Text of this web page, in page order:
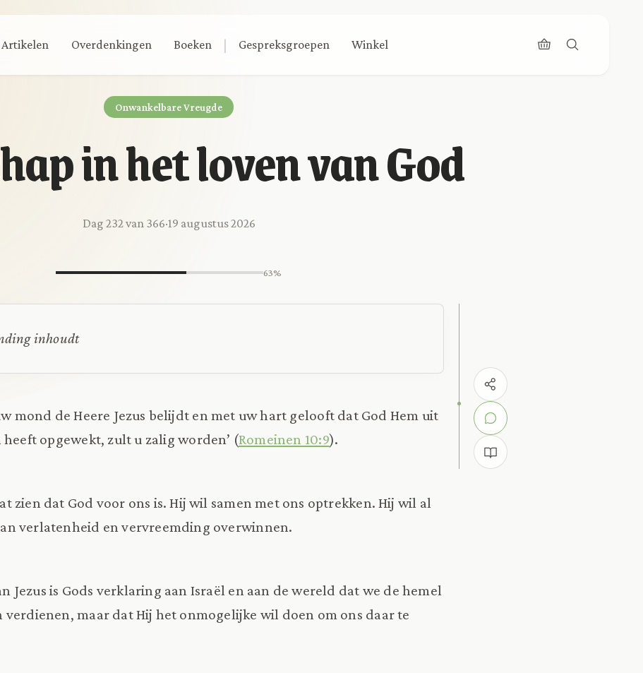
Artikelen Overdenkingen Boeken | Gespreksgroepen Winkel
Onwankelbare Vreugde
in het loven van God
Dag 232 van 366·19 augustus 2026
63%
inhoudt
mond de Heere Jezus belijdt en met uw hart gelooft dat God Hem uit
opgewekt, zult u zalig worden’ (Romeinen 10:9).
zien dat God voor ons is. Hij wil samen met ons optrekken. Hij wil al
verlatenheid en vervreemding overwinnen.
Jezus is Gods verklaring aan Israël en aan de wereld dat we de hemel
maar dat Hij het onmogelijke wil doen om ons daar te